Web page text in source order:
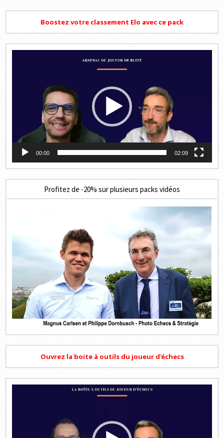
Boostez votre classement Elo avec ce pack
00:00 02:09
Profitez de -20% sur plusieurs packs vidéos
Ouvrez la boite à outils du joueur d'échecs